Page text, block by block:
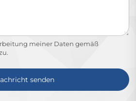
meiner Daten gemäß
senden